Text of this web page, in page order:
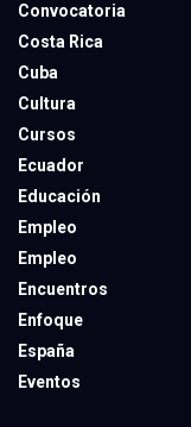
Convocatoria
Costa Rica
Cuba
Cultura
Cursos
Ecuador
Educación
Empleo
Empleo
Encuentros
Enfoque
España
Eventos